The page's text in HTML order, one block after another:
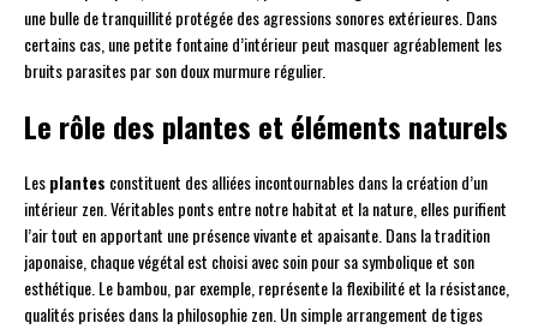
une bulle de tranquillité protégée des agressions sonores extérieures. Dans
certains cas, une petite fontaine d’intérieur peut masquer agréablement les
bruits parasites par son doux murmure régulier.
Le rôle des plantes et éléments naturels
Lesplantes constituent des alliées incontournables dans la création d’un
intérieur zen. Véritables ponts entre notre habitat et la nature, elles purifient
l’air tout en apportant une présence vivante et apaisante. Dans la tradition
japonaise, chaque végétal est choisi avec soin pour sa symbolique et son
esthétique. Le bambou, par exemple, représente la flexibilité et la résistance,
qualités prisées dans la philosophie zen. Un simple arrangement de tiges